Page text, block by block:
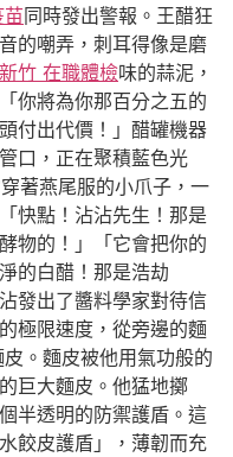
同時發出警報。王醋狂
的嘲弄，刺耳得像是磨
新竹 在職體檢味的蒜泥，
你將為你那百分之五的
付出代價！」醋罐機器
口，正在聚積藍色光
著燕尾服的小爪子，一
快點！沾沾先生！那是
物的！」「它會把你的
的白醋！那是浩劫
發出了醬料學家對待信
極限速度，從旁邊的麵
皮。麵皮被他用氣功般的
巨大麵皮。他猛地擲
半透明的防禦護盾。這
餃皮護盾」，薄韌而充